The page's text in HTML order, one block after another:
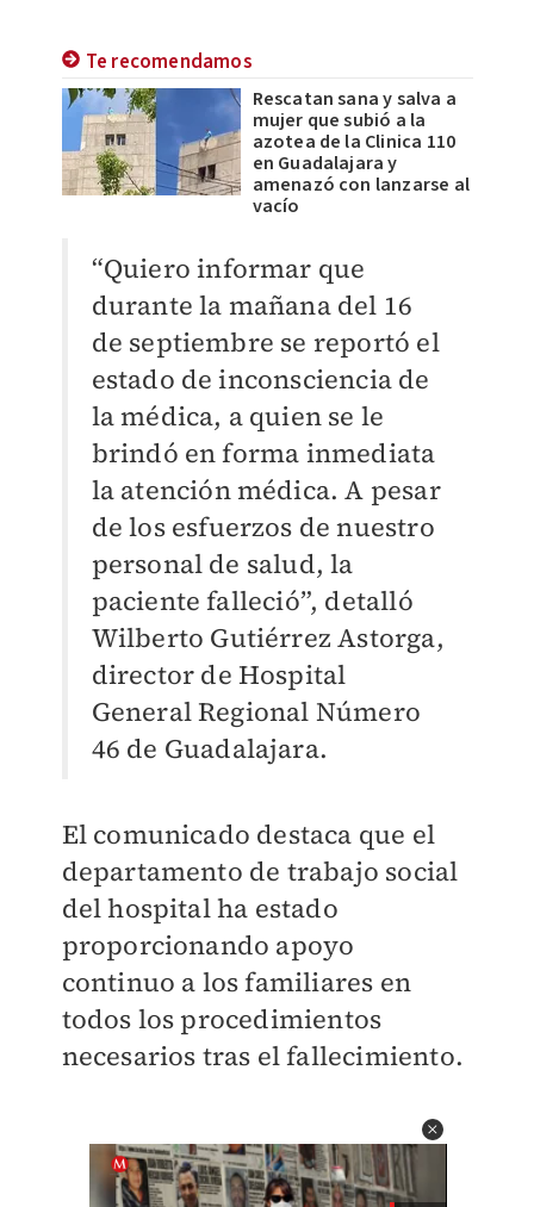
Te recomendamos
Rescatan sana y salva a
mujer que subió a la
azotea de la Clinica 110
en Guadalajara y
amenazó con lanzarse al
vacío
“Quiero informar que
durante la mañana del 16
de septiembre se reportó el
estado de inconsciencia de
la médica, a quien se le
brindó en forma inmediata
la atención médica. A pesar
de los esfuerzos de nuestro
personal de salud, la
paciente falleció”, detalló
Wilberto Gutiérrez Astorga,
director de Hospital
General Regional Número
46 de Guadalajara.
El comunicado destaca que el
departamento de trabajo social
del hospital ha estado
proporcionando apoyo
continuo a los familiares en
todos los procedimientos
necesarios tras el fallecimiento.